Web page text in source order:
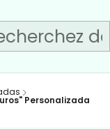
Personalizada